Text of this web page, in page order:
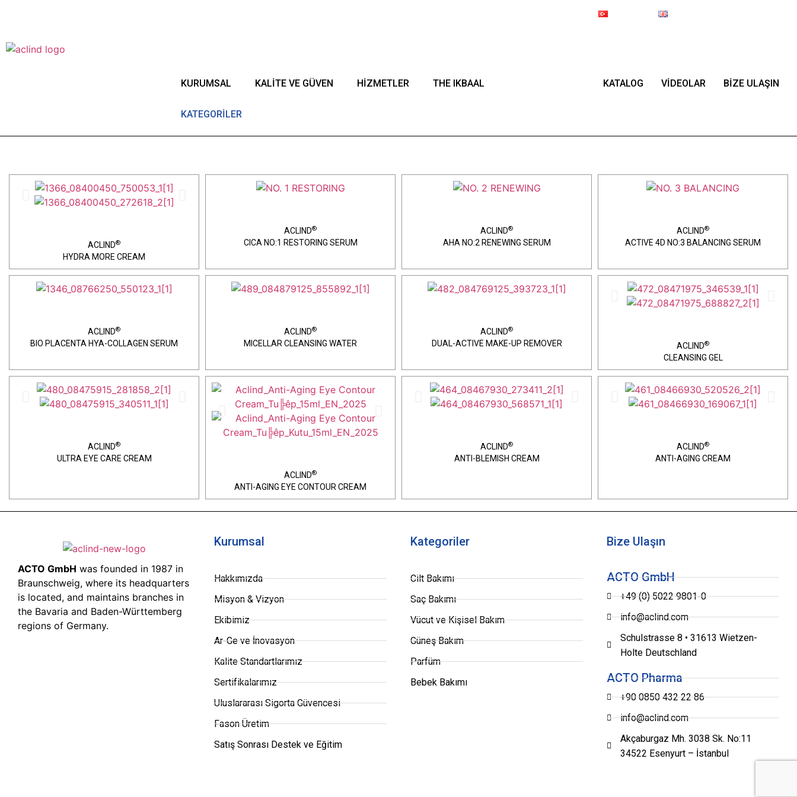
KURUMSAL KALİTE VE GÜVEN HİZMETLER THE IKBAAL
KATEGORİLER
KATALOG VİDEOLAR BİZE ULAŞIN
ACLIND®
HYDRA MORE CREAM
ACLIND®
CICA NO:1 RESTORING SERUM
ACLIND®
AHA NO:2 RENEWING SERUM
ACLIND®
ACTIVE 4D NO:3 BALANCING SERUM
ACLIND®
BIO PLACENTA HYA-COLLAGEN SERUM
ACLIND®
MICELLAR CLEANSING WATER
ACLIND®
DUAL-ACTIVE MAKE-UP REMOVER ACLIND®
CLEANSING GEL
ACLIND®
ULTRA EYE CARE CREAM
ACLIND®
ANTI-AGING EYE CONTOUR CREAM
ACLIND®
ANTI-BLEMISH CREAM
ACLIND®
ANTI-AGING CREAM
ACTO GmbH was founded in 1987 in
Braunschweig, where its headquarters
is located, and maintains branches in
the Bavaria and Baden-Württemberg
regions of Germany.
Kurumsal
Hakkımızda
Misyon & Vizyon
Ekibimiz
Ar-Ge ve İnovasyon
Kalite Standartlarımız
Sertifikalarımız
Uluslararası Sigorta Güvencesi
Fason Üretim
Satış Sonrası Destek ve Eğitim
Kategoriler
Cilt Bakımı
Saç Bakımı
Vücut ve Kişisel Bakım
Güneş Bakım
Parfüm
Bebek Bakımı
Bize Ulaşın
ACTO GmbH
+49 (0) 5022 9801-0
info@aclind.com
Schulstrasse 8 • 31613 Wietzen-
Holte Deutschland
ACTO Pharma
+90 0850 432 22 86
info@aclind.com
Akçaburgaz Mh. 3038 Sk. No:11
34522 Esenyurt – İstanbul